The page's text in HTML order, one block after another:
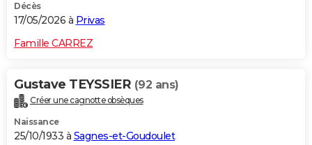
Décès
17/05/2026 à Privas
Famille CARREZ
Gustave TEYSSIER (92 ans)
Créer une cagnotte obsèques
Naissance
25/10/1933 à Sagnes-et-Goudoulet